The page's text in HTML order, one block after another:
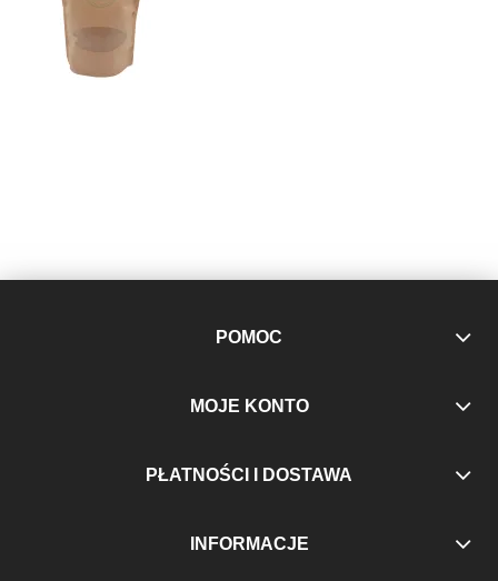
POMOC
MOJE KONTO
PŁATNOŚCI I DOSTAWA
INFORMACJE